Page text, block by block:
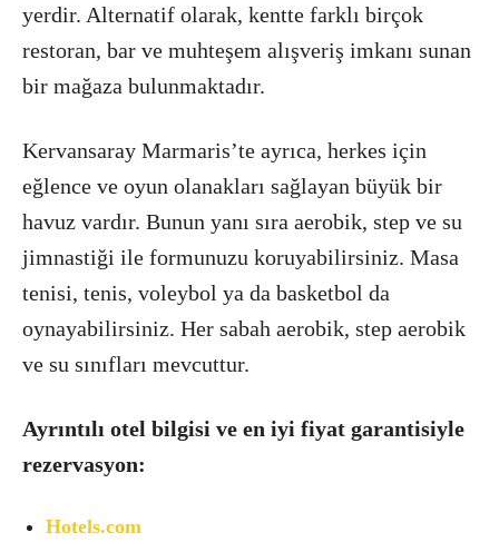
yerdir. Alternatif olarak, kentte farklı birçok
restoran, bar ve muhteşem alışveriş imkanı sunan
bir mağaza bulunmaktadır.
Kervansaray Marmaris’te ayrıca, herkes için
eğlence ve oyun olanakları sağlayan büyük bir
havuz vardır. Bunun yanı sıra aerobik, step ve su
jimnastiği ile formunuzu koruyabilirsiniz. Masa
tenisi, tenis, voleybol ya da basketbol da
oynayabilirsiniz. Her sabah aerobik, step aerobik
ve su sınıfları mevcuttur.
Ayrıntılı otel bilgisi ve en iyi fiyat garantisiyle
rezervasyon:
Hotels.com